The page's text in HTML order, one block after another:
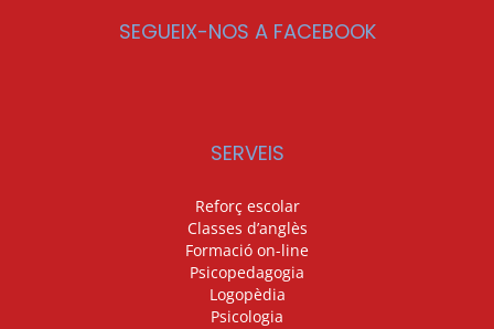
SEGUEIX-NOS A FACEBOOK
SERVEIS
Reforç escolar
Classes d’anglès
Formació on-line
Psicopedagogia
Logopèdia
Psicologia